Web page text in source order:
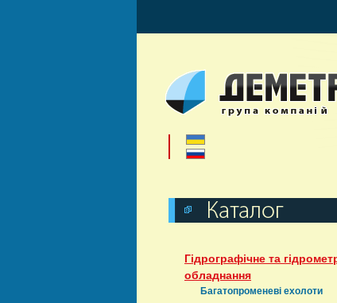
Гідрографічне та
обладнання
Багатопроменеві ехолоти